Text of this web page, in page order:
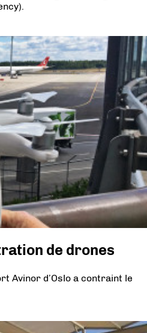
de drones
Avinor d’Oslo a contraint le